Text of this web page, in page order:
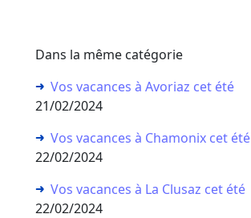
Dans la même catégorie
Vos vacances à Avoriaz cet été
21/02/2024
Vos vacances à Chamonix cet été
22/02/2024
Vos vacances à La Clusaz cet été
22/02/2024